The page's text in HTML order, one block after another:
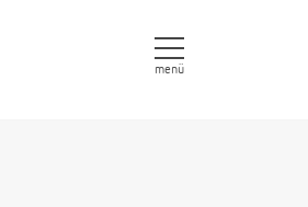
menü